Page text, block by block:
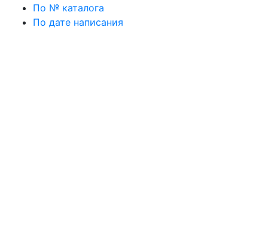
По № каталога
По дате написания